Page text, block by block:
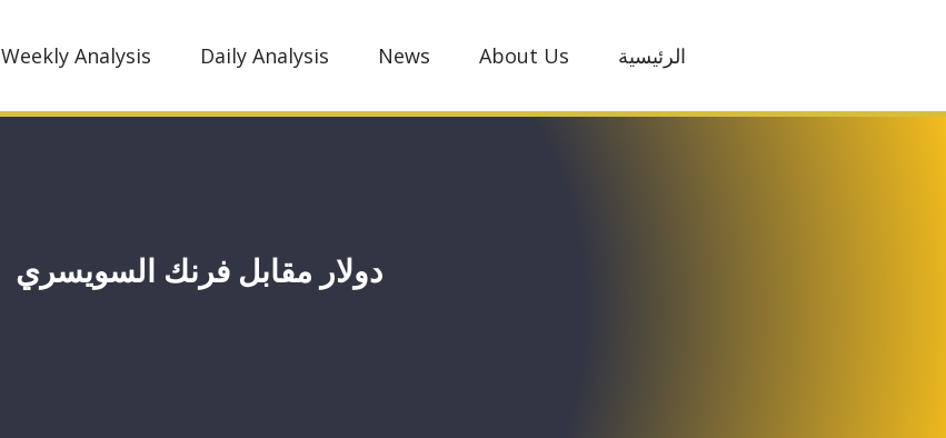
الرئيسية About Us
News
Daily Analysis
Weekly Analysis
دولار مقابل فرنك السويسري